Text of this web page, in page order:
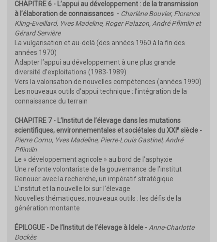
CHAPITRE 6 - L’appui au développement : de la transmission
à l’élaboration de connaissances - Charlène Bouvier, Florence
Kling-Eveillard, Yves Madeline, Roger Palazon, André Pflimlin et
Gérard Servière
La vulgarisation et au-delà (des années 1960 à la fin des
années 1970)
Adapter l’appui au développement à une plus grande
diversité d’exploitations (1983-1989)
Vers la valorisation de nouvelles compétences (années 1990)
Les nouveaux outils d’appui technique : l’intégration de la
connaissance du terrain
CHAPITRE 7 - L’Institut de l’élevage dans les mutations
scientifiques, environnementales et sociétales du XXI e siècle -
Pierre Cornu, Yves Madeline, Pierre-Louis Gastinel, André
Pflimlin
Le « développement agricole » au bord de l’asphyxie
Une refonte volontariste de la gouvernance de l’institut
Renouer avec la recherche, un impératif stratégique
L’institut et la nouvelle loi sur l’élevage
Nouvelles thématiques, nouveaux outils : les défis de la
génération montante
ÉPILOGUE - De l’Institut de l’élevage à Idele -Anne-Charlotte
Dockès